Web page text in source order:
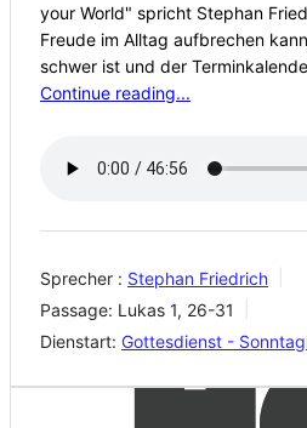
your World" spricht Stephan
Freude im Alltag aufbrechen
schwer ist und der
Continue reading...
Sprecher : Stephan Friedrich
Passage: Lukas 1, 26-31
Dienstart: Gottesdienst -